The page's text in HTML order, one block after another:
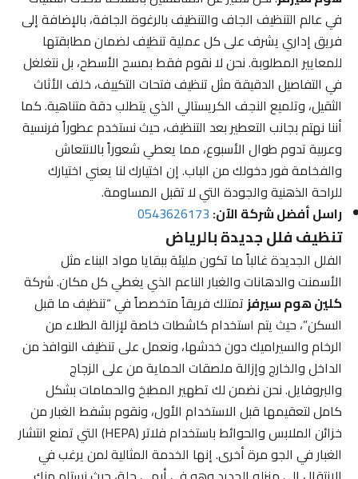
في عالم التنظيف الجاف والتنظيف بالرغوة الجافة، بالإضافة إلى
فريق إداري يشرف على كل عملية تنظيف لضمان مطابقتها
للمعايير المطلوبة. نحن لا نقوم فقط بمسح الأسطح، بل نتغلغل
في التفاصيل الدقيقة مثل تنظيف فتحات التكييف، خلف الأثاث
الثقيل، وتلميع النجف الكريستالي الذي يتطلب دقة متناهية. كما
أننا نهتم بجانب التعطير بعد التنظيف، حيث نستخدم عطوراً فرنسية
وعربية تدوم طوال الأسبوع، مما يعطي شعوراً بالانتعاش
والفخامة فور دخولك من الباب. إن اختيارك لنا يعني اختيارك
للراحة الذهنية والجودة التي لا تقبل المساومة.
راسل أفضل شركة الآن:0543626173
تنظيف فلل جديدة بالرياض
الفلل الجديدة غالباً ما تكون مليئة ببقايا مواد البناء مثل
الأسمنت والدهانات والغبار الناعم الذي يغطي كل مكان. شركة
كلين هوم سيرفزتمتلك فريقاً متخصصاً في “تنظيف ما قبل
السكن”، حيث يتم استخدام كاشطات خاصة لإزالة الطلاء من
الرخام والسيراميك دون خدشها، ونعمل على تنظيف النوافذ من
الداخل والخارج وإزالة ملصقات الحماية من على الزجاج
والبروفايل. نحن نضمن لك تطهير المطبخ والحمامات بشكل
كامل لتعقيمها قبل الاستخدام الأول، ونقوم بشفط الغبار من
خزائن الملابس والحوائط باستخدام فلاتر (HEPA) التي تمنع انتشار
الغبار في الجو مرة أخرى. إنها الخدمة المثالية لمن يرغب في